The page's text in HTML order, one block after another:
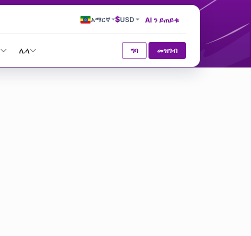
አማርኛ $USD AI ን ይጠይቁ
ሌላ ግባ መዝገብ